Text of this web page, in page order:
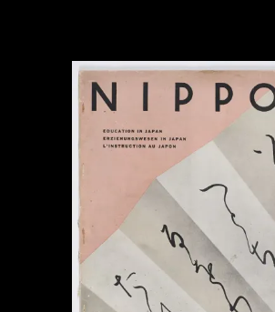
M+藏品
進一步篩選
關於M+藏品